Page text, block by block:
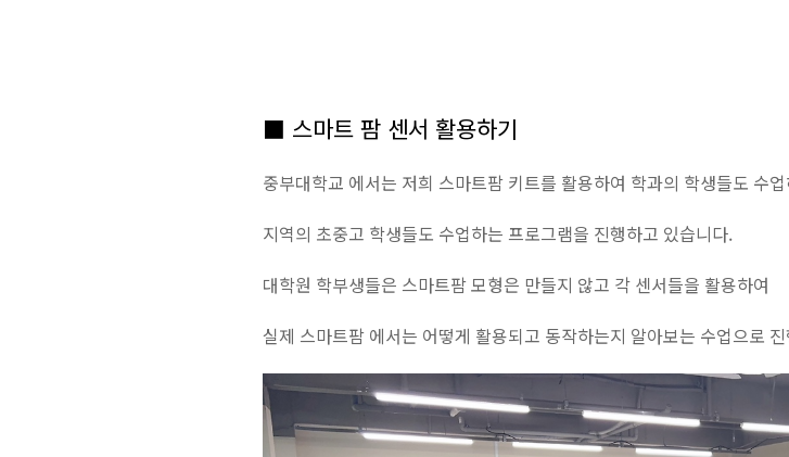
■ 스마트 팜 센서 활용하기
중부대학교 에서는 저희 스마트팜 키트를 활용하여 학과의 학생들도 수
지역의 초중고 학생들도 수업하는 프로그램을 진행하고 있습니다.
대학원 학부생들은 스마트팜 모형은 만들지 않고 각 센서들을 활용하여
실제 스마트팜 에서는 어떻게 활용되고 동작하는지 알아보는 수업으로